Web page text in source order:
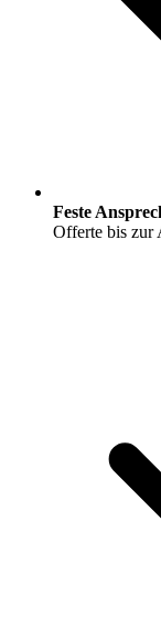
Feste
Offerte bis zur